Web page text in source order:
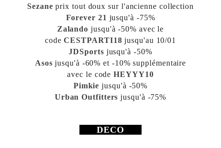
Sezane prix tout doux sur l'ancienne collection
Forever 21 jusqu'à -75%
Zalando jusqu'à -50% avec le
codeCESTPARTI18 jusqu'au 10/01
JDSports jusqu'à -50%
Asos jusqu'à -60% et -10% supplémentaire
avec le code HEYYY10
Pimkie jusqu'à -50%
Urban Outfitters jusqu'à -75%
DECO